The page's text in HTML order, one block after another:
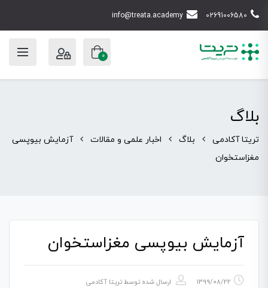
02691006580
info@treata.academy
0
بلاگ
تریتا آکادمی بلاگ اخبار علمی و مقالات
آزمایش بیوپسی
مغزاستخوان
آزمایش بیوپسی مغزاستخوان
1399/08/22 ارسال شده توسطتریتا آکادمی